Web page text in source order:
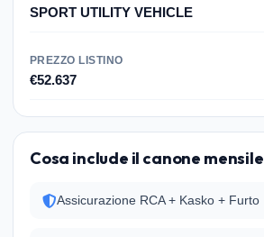
SPORT UTILITY VEHICLE
PREZZO LISTINO
€52.637
Cosa include il canone mensile
Assicurazione RCA + Kasko + Furto